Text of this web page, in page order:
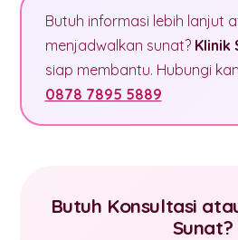
Butuh informasi lebih lanjut
menjadwalkan sunat? Klinik
siap membantu. Hubungi
0878 7895 5889
Butuh Konsultasi
Sunat?